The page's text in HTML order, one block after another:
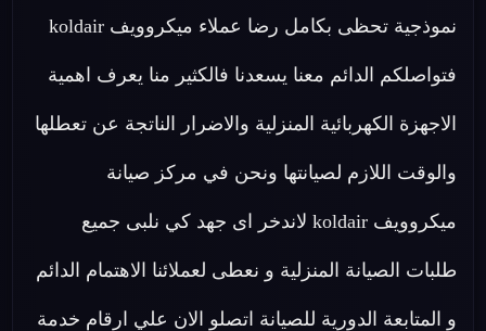
نموذجية تحظى بكامل رضا عملاء ميكروويف koldair
فتواصلكم الدائم معنا يسعدنا فالكثير منا يعرف اهمية
الاجهزة الكهربائية المنزلية والاضرار الناتجة عن تعطلها
والوقت اللازم لصيانتها ونحن في مركز صيانة
ميكروويف koldair لاندخر اى جهد كي نلبى جميع
طلبات الصيانة المنزلية و نعطى لعملائنا الاهتمام الدائم
و المتابعة الدورية للصيانة اتصلو الان علي ارقام خدمة